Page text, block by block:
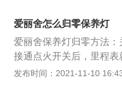
件的正确使用时间。
息，要求尽快更换机油
几秒钟以清除消息``尽快
0％”。如果在车辆启动后
复位，应重复上述过程
示。只有在下次更换机油
爱丽舍怎么归零保养灯
爱丽舍保养灯归零方法：
接通点火开关后，里程表
就代表保养指示灯已经完
发布时间：2021-11-10